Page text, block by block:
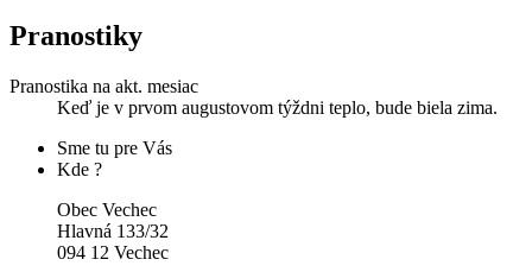
Pranostiky
Pranostika na akt. mesiac
Keď je v prvom augustovom týždni teplo, bude biela zima.
Sme tu pre Vás
Kde ?
Obec Vechec
Hlavná 133/32
094 12 Vechec